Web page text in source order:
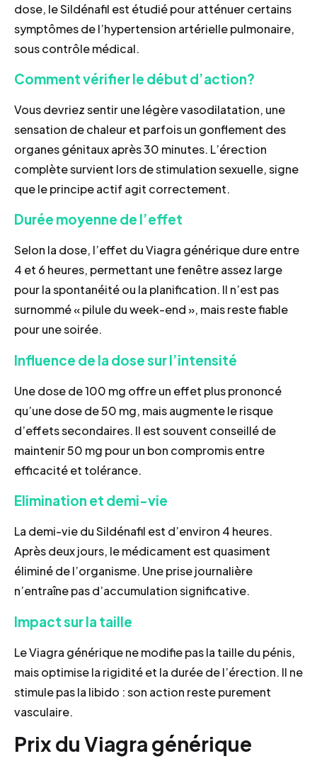
dose, le Sildénafil est étudié pour atténuer certains
symptômes de l’hypertension artérielle pulmonaire,
sous contrôle médical.
Comment vérifier le début d’action?
Vous devriez sentir une légère vasodilatation, une
sensation de chaleur et parfois un gonflement des
organes génitaux après 30 minutes. L’érection
complète survient lors de stimulation sexuelle, signe
que le principe actif agit correctement.
Durée moyenne de l’effet
Selon la dose, l’effet du Viagra générique dure entre
4 et 6 heures, permettant une fenêtre assez large
pour la spontanéité ou la planification. Il n’est pas
surnommé « pilule du week-end », mais reste fiable
pour une soirée.
Influence de la dose sur l’intensité
Une dose de 100 mg offre un effet plus prononcé
qu’une dose de 50 mg, mais augmente le risque
d’effets secondaires. Il est souvent conseillé de
maintenir 50 mg pour un bon compromis entre
efficacité et tolérance.
Elimination et demi-vie
La demi-vie du Sildénafil est d’environ 4 heures.
Après deux jours, le médicament est quasiment
éliminé de l’organisme. Une prise journalière
n’entraîne pas d’accumulation significative.
Impact sur la taille
Le Viagra générique ne modifie pas la taille du pénis,
mais optimise la rigidité et la durée de l’érection. Il ne
stimule pas la libido : son action reste purement
vasculaire.
Prix du Viagra générique